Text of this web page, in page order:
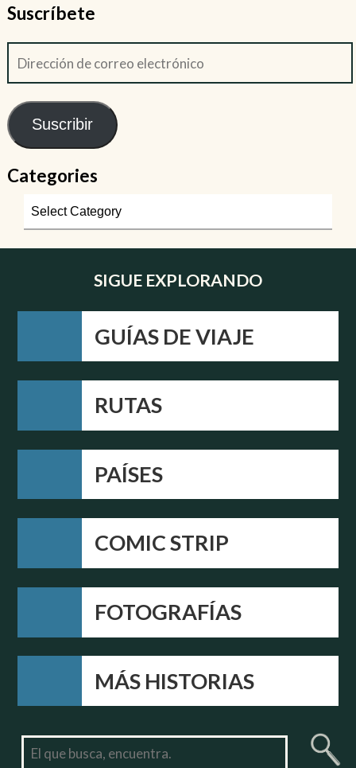
Suscríbete
Suscribir
Categories
SIGUE EXPLORANDO
GUÍAS DE VIAJE
RUTAS
PAÍSES
COMIC STRIP
FOTOGRAFÍAS
MÁS HISTORIAS